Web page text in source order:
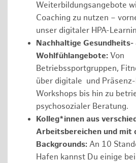
Weiterbildungsangebote
Coaching zu nutzen –
unser digitaler HPA-
Nachhaltige Gesundheits-
Wohlfühlangebote: Von
Betriebssportgruppen,
über digitale und
Workshops bis hin zu
psychosozialer Beratung.
Kolleg*innen aus
Arbeitsbereichen und mit
Backgrounds: An 10
Hafen kannst Du einige